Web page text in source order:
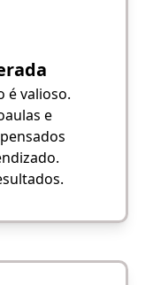
é valioso.
e